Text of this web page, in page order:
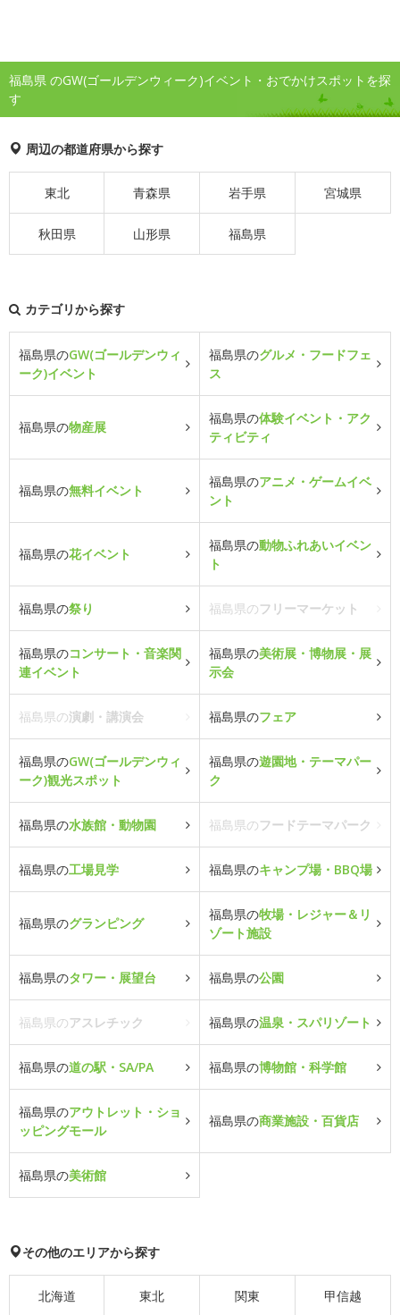
福島県 のGW(ゴールデンウィーク)イベント・おでかけスポットを探
す
周辺の都道府県から探す
東北 青森県 岩手県 宮城県
秋田県 山形県 福島県
カテゴリから探す
福島県のGW(ゴールデンウィ
ーク)イベント
福島県のグルメ・フードフェ
ス
福島県の物産展
福島県の体験イベント・アク
ティビティ
福島県の無料イベント
福島県のアニメ・ゲームイベ
ント
福島県の花イベント
福島県の動物ふれあいイベン
ト
福島県の祭り 福島県のフリーマーケット
福島県のコンサート・音楽関
連イベント
福島県の美術展・博物展・展
示会
福島県の演劇・講演会 福島県のフェア
福島県のGW(ゴールデンウィ
ーク)観光スポット
福島県の遊園地・テーマパー
ク
福島県の水族館・動物園 福島県のフードテーマパーク
福島県の工場見学 福島県のキャンプ場・BBQ場
福島県のグランピング
福島県の牧場・レジャー＆リ
ゾート施設
福島県のタワー・展望台 福島県の公園
福島県のアスレチック 福島県の温泉・スパリゾート
福島県の道の駅・SA/PA 福島県の博物館・科学館
福島県のアウトレット・ショ
ッピングモール
福島県の商業施設・百貨店
福島県の美術館
その他のエリアから探す
北海道 東北 関東 甲信越